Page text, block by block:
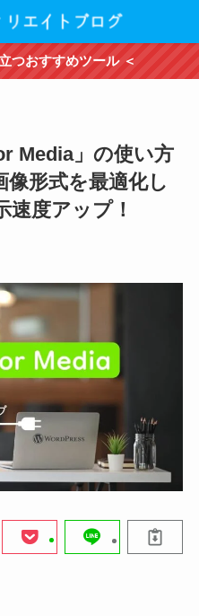
つおすすめツール ＜
Media」の使い方
像形式を最適化し
速度アップ！